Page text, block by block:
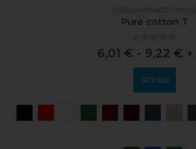
ABBIGLIAMENTO CASUAL
Pure cotton T
0 out of 5
6,01 € - 9,22 € +
SCEGLI